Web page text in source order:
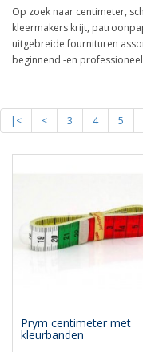
Op zoek naar centimeter,
kleermakers krijt,
uitgebreide fournituren
beginnend -en
|< < 3 4 5
Prym centimeter met
kleurbanden